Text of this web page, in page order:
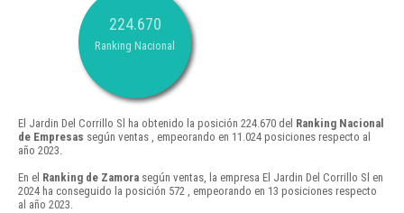
224.670
Ranking Nacional
El Jardin Del Corrillo Sl ha obtenido la posición 224.670 del Ranking Nacional
de Empresas según ventas , empeorando en 11.024 posiciones respecto al
año 2023.
En el Ranking de Zamora según ventas, la empresa El Jardin Del Corrillo Sl en
2024 ha conseguido la posición 572 , empeorando en 13 posiciones respecto
al año 2023.